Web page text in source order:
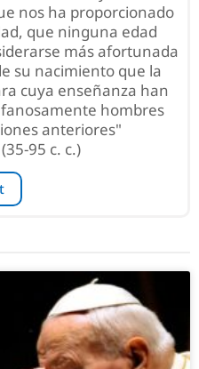
nos ha proporcionado
que ninguna edad
más afortunada
su nacimiento que la
cuya enseñanza han
hombres
anteriores"
95 c. c.)